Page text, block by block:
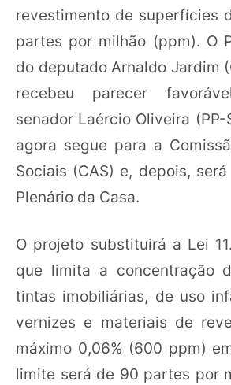
revestimento de superfícies
partes por milhão (ppm). O
do deputado Arnaldo Jardim
recebeu parecer
senador Laércio Oliveira (PP-
agora segue para a
Sociais (CAS) e, depois,
Plenário da Casa.
O projeto substituirá a Lei
que limita a concentração
tintas imobiliárias, de uso
vernizes e materiais de
máximo 0,06% (600 ppm)
limite será de 90 partes por